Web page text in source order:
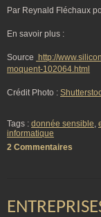
Par Reynald Fléchaux
En savoir plus :
Source
http://
moquent-102064.html
Crédit Photo :
Tags : donnée sensible,
informatique
2 Commentaires